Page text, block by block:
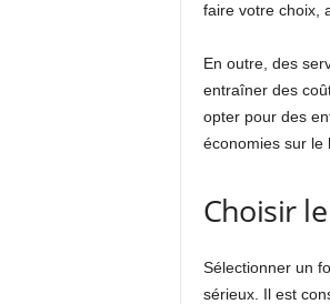
faire votre choix,
En outre, des
entraîner des
opter pour des
économies sur le
Choisir
Sélectionner un
sérieux. Il est